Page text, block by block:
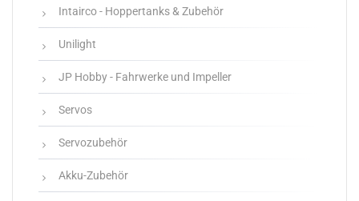
Intairco - Hoppertanks & Zubehör
Unilight
JP Hobby - Fahrwerke und Impeller
Servos
Servozubehör
Akku-Zubehör